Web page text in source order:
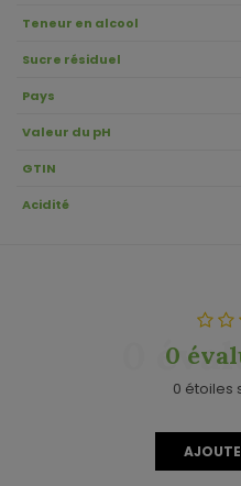
Teneur en alcool
Sucre résiduel
Pays
Valeur du pH
GTIN
Acidité
0
0
0 étoiles